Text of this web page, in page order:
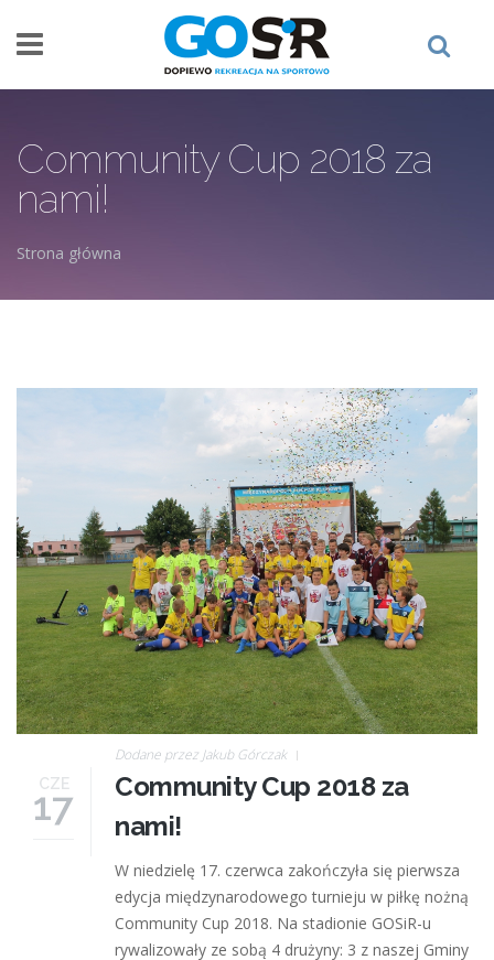
Community Cup 2018 za
nami!
Strona główna
img_8000.jpg
CZE
17
Dodane przez Jakub Górczak
Community Cup 2018 za
nami!
W niedzielę 17. czerwca zakończyła się pierwsza
edycja międzynarodowego turnieju w piłkę nożną
Community Cup 2018. Na stadionie GOSiR-u
rywalizowały ze sobą 4 drużyny: 3 z naszej Gminy